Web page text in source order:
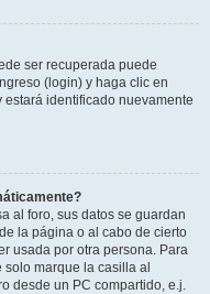
ser recuperada puede
(login) y haga clic en
estará identificado nuevamente
al foro, sus datos se guardan
la página o al cabo de cierto
usada por otra persona. Para
marque la casilla al
desde un PC compartido, e.j.